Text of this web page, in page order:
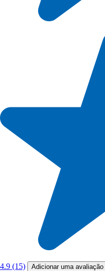
4.9 (15) Adicionar uma avaliação